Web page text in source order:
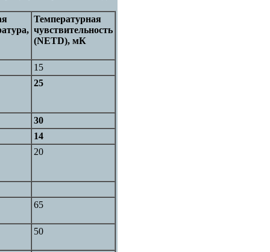
Температурная
чувствительность
(NETD), мК
15
25
30
14
20
65
50